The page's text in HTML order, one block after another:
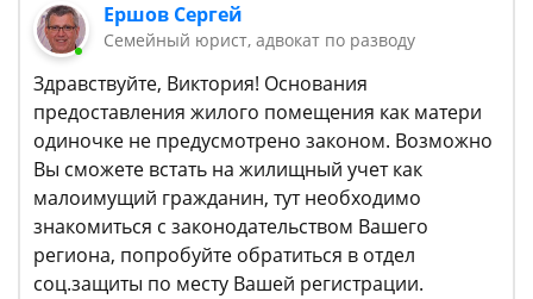
Ершов Сергей
Семейный юрист, адвокат по разводу
Здравствуйте, Виктория! Основания
предоставления жилого помещения как матери
одиночке не предусмотрено законом. Возможно
Вы сможете встать на жилищный учет как
малоимущий гражданин, тут необходимо
знакомиться с законодательством Вашего
региона, попробуйте обратиться в отдел
соц.защиты по месту Вашей регистрации.